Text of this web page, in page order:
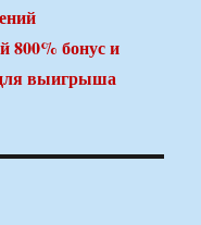
800% бонус и
выигрыша